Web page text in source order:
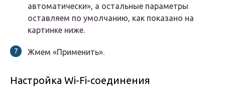
автоматически», а остальные параметры
оставляем по умолчанию, как показано на
картинке ниже.
Жмем «Применить».
Настройка Wi-Fi-соединения